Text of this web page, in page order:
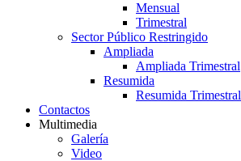
Mensual
Trimestral
Sector Público Restringido
Ampliada
Ampliada Trimestral
Resumida
Resumida Trimestral
Contactos
Multimedia
Galería
Video